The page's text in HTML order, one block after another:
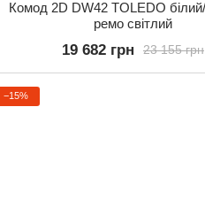
Комод 2D DW42 TOLEDO
ремо світлий
23 155 грн
19 682 грн
−15%